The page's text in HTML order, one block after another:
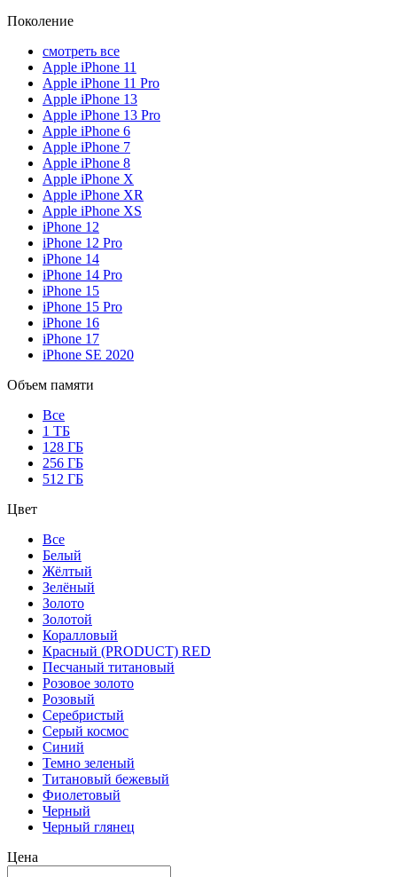
Поколение
смотреть все
Apple iPhone 11
Apple iPhone 11 Pro
Apple iPhone 13
Apple iPhone 13 Pro
Apple iPhone 6
Apple iPhone 7
Apple iPhone 8
Apple iPhone X
Apple iPhone XR
Apple iPhone XS
iPhone 12
iPhone 12 Pro
iPhone 14
iPhone 14 Pro
iPhone 15
iPhone 15 Pro
iPhone 16
iPhone 17
iPhone SE 2020
Объем памяти
Все
1 ТБ
128 ГБ
256 ГБ
512 ГБ
Цвет
Все
Белый
Жёлтый
Зелёный
Золото
Золотой
Коралловый
Красный (PRODUCT) RED
Песчаный титановый
Розовое золото
Розовый
Серебристый
Серый космос
Синий
Темно зеленый
Титановый бежевый
Фиолетовый
Черный
Черный глянец
Цена